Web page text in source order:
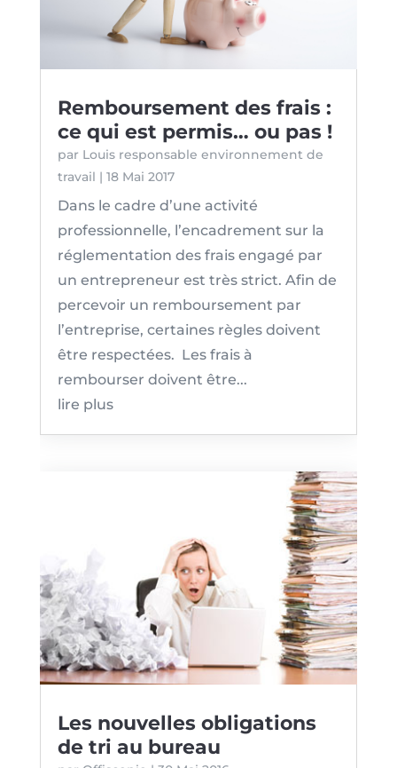
Remboursement des frais :
ce qui est permis… ou pas !
par Louis responsable environnement de
travail | 18 Mai 2017
Dans le cadre d’une activité
professionnelle, l’encadrement sur la
réglementation des frais engagé par
un entrepreneur est très strict. Afin de
percevoir un remboursement par
l’entreprise, certaines règles doivent
être respectées. Les frais à
rembourser doivent être...
lire plus
Les nouvelles obligations
de tri au bureau